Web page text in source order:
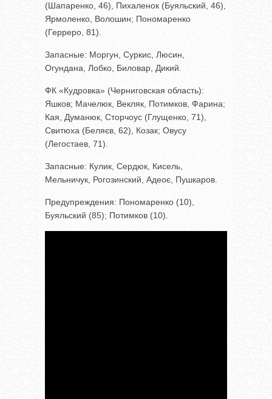
(Шапаренко, 46), Пихаленок (Буяльский, 46),
Ярмоленко, Волошин; Пономаренко
(Герреро, 81).
Запасные: Моргун, Суркис, Люсин,
Огундана, Лобко, Биловар, Дикий.
ФК «Кудровка» (Черниговская область):
Яшков; Мачелюк, Векляк, Потимков, Фарина;
Кая, Думанюк, Сторчоус (Глущенко, 71),
Свитюха (Беляєв, 62), Козак; Овусу
(Легостаев, 71).
Запасные: Кулик, Сердюк, Кисель,
Мельничук, Рогозинский, Адеоє, Пушкаров.
Предупреждения: Пономаренко (10),
Буяльский (85); Потимков (10).